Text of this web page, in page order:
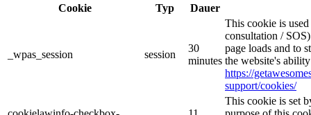
Cookie
Typ Dauer
_wpas_session session
30
minutes
This cookie is
consultation /
page loads and to
the website's
https://
support/cookies/
This cookie is set